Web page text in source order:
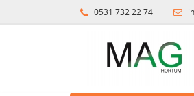
0531 732 22 74